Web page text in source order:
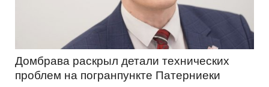
Домбравa раскрыл детали технических
проблем на погранпункте Патерниеки